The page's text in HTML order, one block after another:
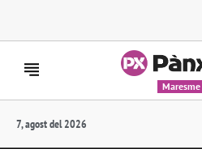
Maresme
7, agost del 2026